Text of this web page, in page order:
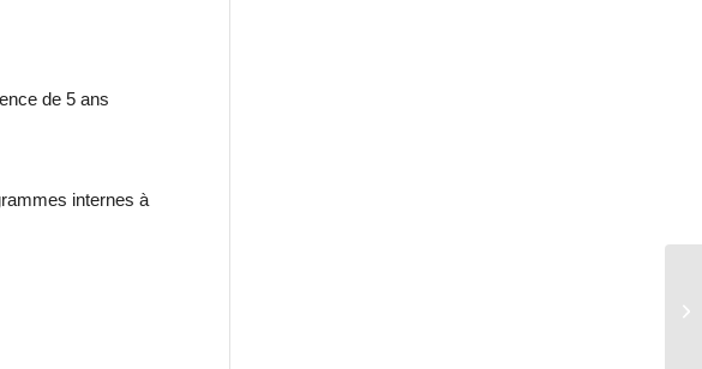
de 5 ans
internes à